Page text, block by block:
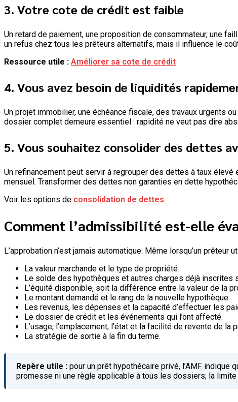
3. Votre cote de crédit est faible
Un retard de paiement, une proposition de consommateur, une
un refus chez tous les prêteurs alternatifs, mais il influence le
Ressource utile : Améliorer sa cote de crédit
4. Vous avez besoin de liquidités
Un projet immobilier, une échéance fiscale, des travaux urgents
dossier complet demeure essentiel : rapidité ne veut pas dire
5. Vous souhaitez consolider des dettes
Un refinancement peut servir à regrouper des dettes à taux
mensuel. Transformer des dettes non garanties en dette
Voir les options de consolidation de dettes.
Comment l’admissibilité est-elle
L’approbation n’est jamais automatique. Même lorsqu’un
La valeur marchande et le type de propriété.
Le solde des hypothèques et autres charges déjà inscrites
L’équité disponible, soit la différence entre la valeur de la
Le montant demandé et le rang de la nouvelle hypothèque.
Les revenus, les dépenses et la capacité d’effectuer les
Le dossier de crédit et les événements qui l’ont affecté.
L’usage, l’emplacement, l’état et la facilité de revente de la
La stratégie de sortie à la fin du terme.
Repère utile : pour un prêt hypothécaire privé, l’AMF indique
promesse ni une règle applicable à tous les dossiers; la